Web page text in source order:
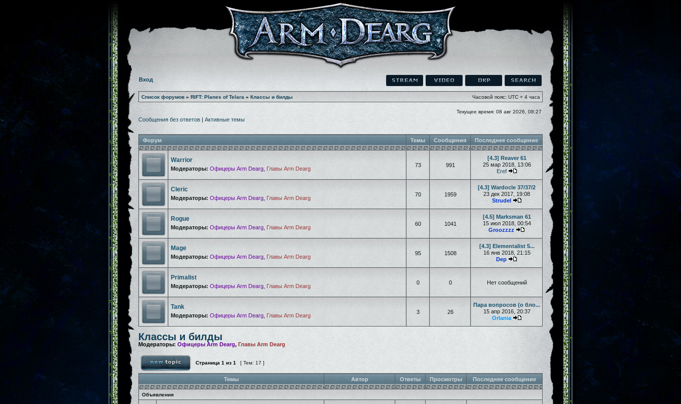
Вход
Список форумов » RIFT: Planes of Telara » Классы и билды Часовой пояс: UTC + 4 часа
Текущее время: 08 авг 2026, 08:27
Сообщения без ответов | Активные темы
Форум Темы Сообщения Последнее сообщение
Warrior
Модераторы: Офицеры Arm Dearg Главы Arm Dearg
73 991
[4.3] Reaver 61
25 мар 2018, 13:06
Eref
Cleric
Модераторы: Офицеры Arm Dearg Главы Arm Dearg
70 1959
[4.3] Wardocle 37/37/2
23 дек 2017, 19:08
Strudel
Rogue
Модераторы: Офицеры Arm Dearg Главы Arm Dearg
60 1041
[4.5] Marksman 61
15 июл 2018, 00:54
Groozzzz
Mage
Модераторы: Офицеры Arm Dearg Главы Arm Dearg
95 1508
[4.3] Elementalist 5...
16 янв 2018, 21:15
Dep
Primalist
Модераторы: Офицеры Arm Dearg Главы Arm Dearg
0 0 Нет сообщений
Tank
Модераторы: Офицеры Arm Dearg Главы Arm Dearg
3 26
Пара вопросов (о бло...
15 апр 2016, 20:37
Orlania
Классы и билды
Модераторы: Офицеры Arm Dearg, Главы Arm Dearg
Страница 1 из 1 [ Тем: 17 ]
Темы Автор Ответы Просмотры Последнее сообщение
Объявления